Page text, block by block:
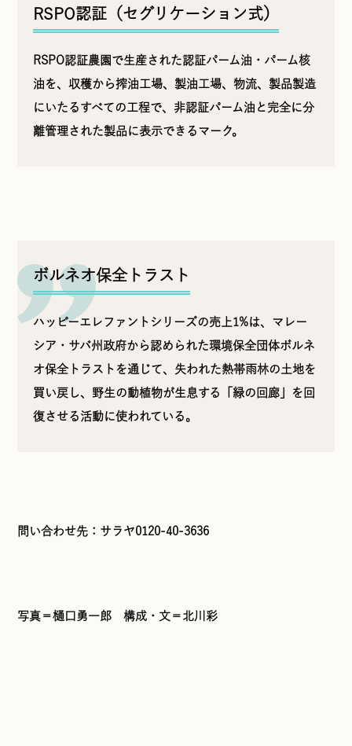
RSPO認証（セグリケーション式）
RSPO認証農園で生産された認証パーム油・パーム核
油を、収穫から搾油工場、製油工場、物流、製品製造
にいたるすべての工程で、非認証パーム油と完全に分
離管理された製品に表示できるマーク。
ボルネオ保全トラスト
ハッピーエレファントシリーズの売上1%は、マレー
シア・サバ州政府から認められた環境保全団体ボルネ
オ保全トラストを通じて、失われた熱帯雨林の土地を
買い戻し、野生の動植物が生息する「緑の回廊」を回
復させる活動に使われている。
問い合わせ先：サラヤ0120-40-3636
写真＝樋口勇一郎 構成・文＝北川彩